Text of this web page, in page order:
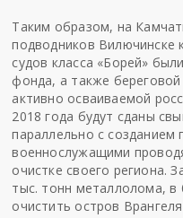
Таким образом, на
подводников Вилючинске
судов класса «Борей»
фонда, а также
активно осваиваемой
2018 года будут сданы
параллельно с созданием
военнослужащими
очистке своего региона.
тыс. тонн металлолома, в
очистить остров